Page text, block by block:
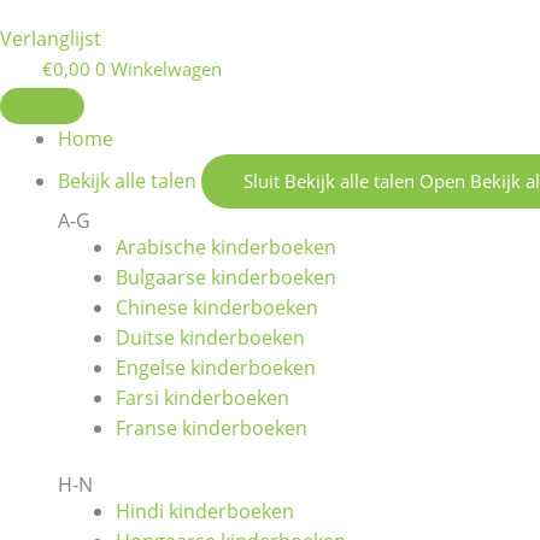
Verlanglijst
€0,00 0 Winkelwagen
Home
Bekijk alle talen
Sluit Bekijk alle talen Open Bekijk
A-G
Arabische kinderboeken
Bulgaarse kinderboeken
Chinese kinderboeken
Duitse kinderboeken
Engelse kinderboeken
Farsi kinderboeken
Franse kinderboeken
H-N
Hindi kinderboeken